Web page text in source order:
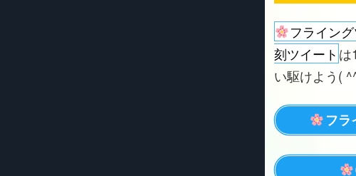
フライン
刻ツイート は
い駆けよう(
フラ